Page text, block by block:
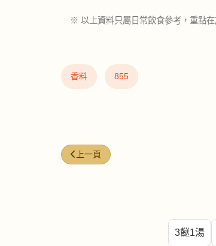
※ 以上資料只屬日常飲食參考，重點
香料 855
上一篇文章: 烏冬 (Udon Noodles)
上一頁
3餸1湯